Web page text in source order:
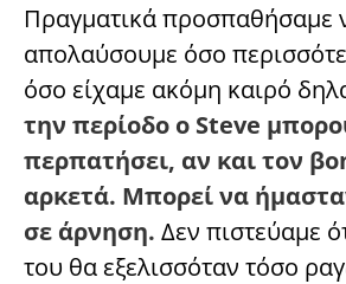
Πραγματικά προσπαθήσαμε
απολαύσουμε όσο
όσο είχαμε ακόμη καιρό
την περίοδο ο Steve
περπατήσει, αν και τον
αρκετά. Μπορεί να
σε άρνηση. Δεν πιστεύαμε
του θα εξελισσόταν τόσο